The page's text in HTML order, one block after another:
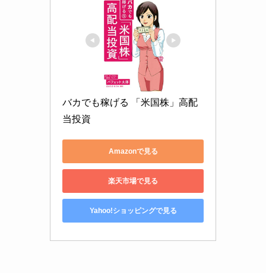
バカでも稼げる 「米国株」高配
当投資
Amazonで見る
楽天市場で見る
Yahoo!ショッピングで見る